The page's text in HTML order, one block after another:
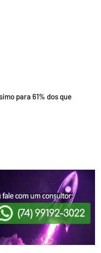
para 61% dos que